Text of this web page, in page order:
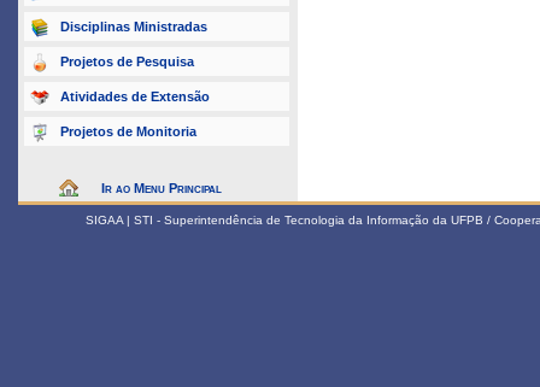
Disciplinas Ministradas
Projetos de Pesquisa
Atividades de Extensão
Projetos de Monitoria
Ir ao Menu Principal
SIGAA | STI - Superintendência de Tecnologia da Informação da UFPB /